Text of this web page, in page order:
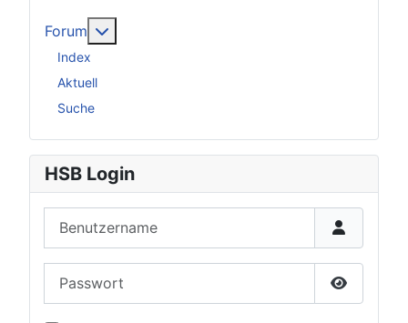
Forum
Index
Aktuell
Suche
HSB Login
Passwort